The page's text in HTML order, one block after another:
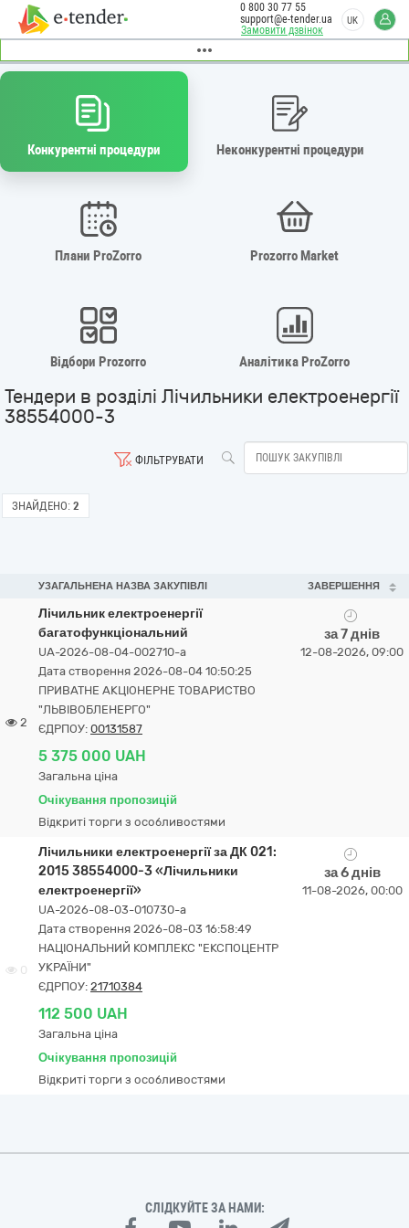
Замовити дзвінок
0 800 30 77 55
support@e-tender.ua
UK
Конкурентні процедури Неконкурентні процедури
Плани ProZorro Prozorro Market
Відбори Prozorro Аналітика ProZorro
Тендери в розділі Лічильники електроенергії
38554000-3
ФІЛЬТРУВАТИ
ЗНАЙДЕНО: 2
УЗАГАЛЬНЕНА НАЗВА ЗАКУПІВЛІ ЗАВЕРШЕННЯ
2
Лічильник електроенергії
багатофункціональний
UA-2026-08-04-002710-a
Дата створення 2026-08-04 10:50:25
ПРИВАТНЕ АКЦІОНЕРНЕ ТОВАРИСТВО
"ЛЬВІВОБЛЕНЕРГО"
ЄДРПОУ: 00131587
5 375 000 UAH
Загальна ціна
Очікування пропозицій
Відкриті торги з особливостями
за 7 днів
12-08-2026, 09:00
0
Лічильники електроенергії за ДК 021:
2015 38554000-3 «Лічильники
електроенергії»
UA-2026-08-03-010730-a
Дата створення 2026-08-03 16:58:49
НАЦІОНАЛЬНИЙ КОМПЛЕКС "ЕКСПОЦЕНТР
УКРАЇНИ"
ЄДРПОУ: 21710384
112 500 UAH
Загальна ціна
Очікування пропозицій
Відкриті торги з особливостями
за 6 днів
11-08-2026, 00:00
СЛІДКУЙТЕ ЗА НАМИ: